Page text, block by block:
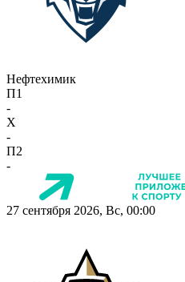
Нефтехимик
П1
-
X
-
П2
-
27 сентября 2026, Вс, 00:00